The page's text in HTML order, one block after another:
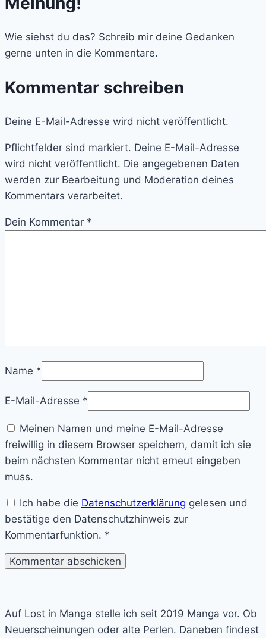
Wie siehst du das? Schreib mir deine Gedanken
gerne unten in die Kommentare.
Kommentar schreiben
Deine E-Mail-Adresse wird nicht veröffentlicht.
Pflichtfelder sind markiert. Deine E-Mail-Adresse
wird nicht veröffentlicht. Die angegebenen Daten
werden zur Bearbeitung und Moderation deines
Kommentars verarbeitet.
Dein Kommentar *
Name *
E-Mail-Adresse *
Meinen Namen und meine E-Mail-Adresse
freiwillig in diesem Browser speichern, damit ich sie
beim nächsten Kommentar nicht erneut eingeben
muss.
Ich habe die Datenschutzerklärung gelesen und
bestätige den Datenschutzhinweis zur
Kommentarfunktion. *
Manga
Auf Lost in Manga stelle ich seit 2019 Manga vor. Ob
Neuerscheinungen oder alte Perlen. Daneben findest